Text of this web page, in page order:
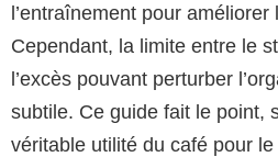
l’entraînement pour
Cependant, la limite entre le
l’excès pouvant perturber
subtile. Ce guide fait le point,
véritable utilité du café pour